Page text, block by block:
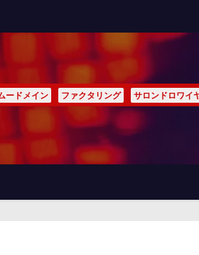
ードメイン ファクタリング サロンドロワイ